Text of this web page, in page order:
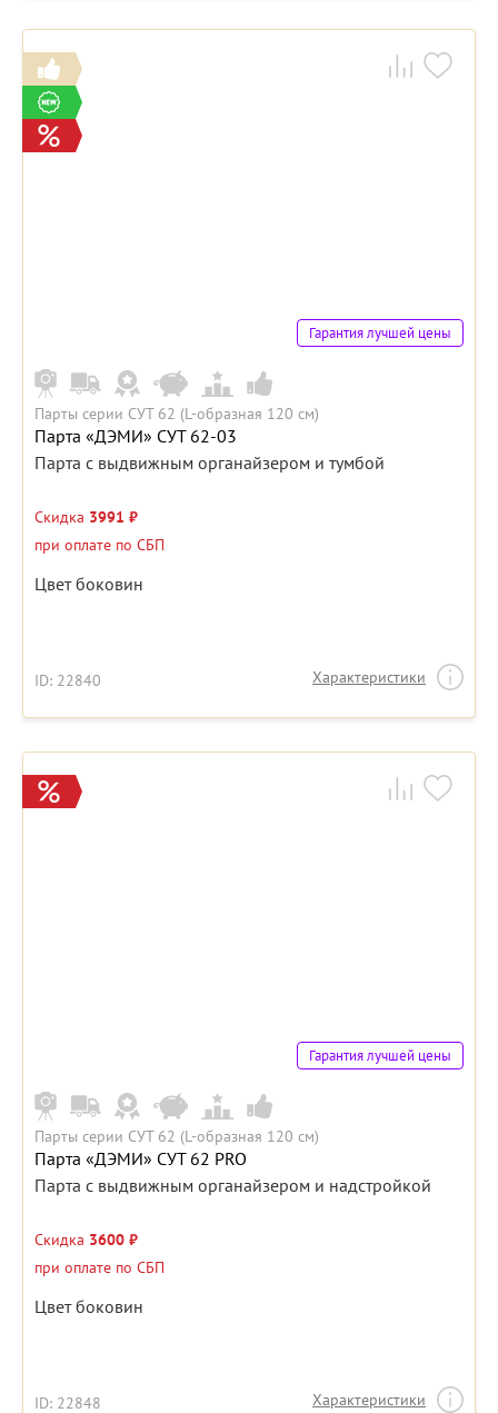
Гарантия лучшей цены
Парты серии СУТ 62 (L-образная 120 см)
Парта «ДЭМИ» СУТ 62-03
Парта с выдвижным органайзером и тумбой
Скидка 3991 ₽
при оплате по СБП
Цвет боковин
ID: 22840 Характеристики
Гарантия лучшей цены
Парты серии СУТ 62 (L-образная 120 см)
Парта «ДЭМИ» СУТ 62 PRO
Парта с выдвижным органайзером и надстройкой
Скидка 3600 ₽
при оплате по СБП
Цвет боковин
ID: 22848 Характеристики